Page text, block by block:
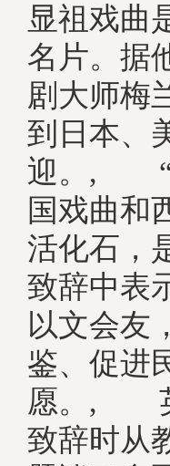
显祖戏曲
名片。据
剧大师梅
到日本、
迎。, “
国戏曲和
活化石，
致辞中表
以文会友
鉴、促进
愿。, 英
致辞时从